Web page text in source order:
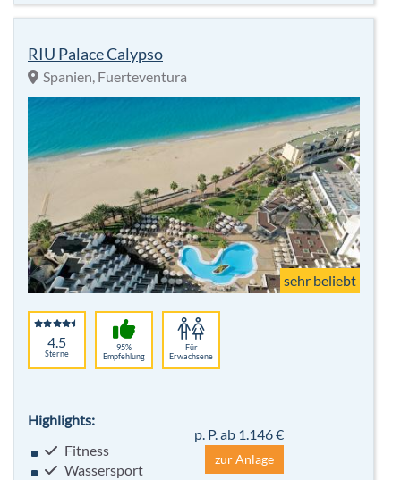
RIU Palace Calypso
Spanien, Fuerteventura
sehr beliebt
4.5
Sterne
95%
Empfehlung
Für
Erwachsene
Highlights:
Fitness
Wassersport
p. P. ab 1.146 €
zur Anlage